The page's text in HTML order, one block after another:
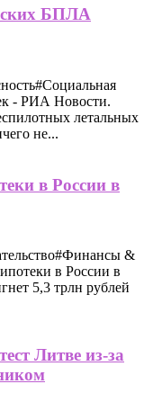
БПЛА
- РИА Новости.
летальных
не...
в России в
&
в России в
5,3 трлн рублей
Литве из-за